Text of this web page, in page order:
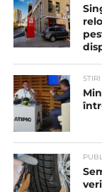
STIRI